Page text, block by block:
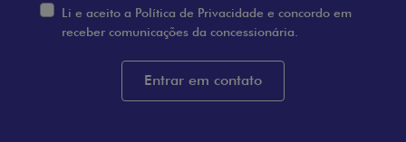
Li e aceito a Política de Privacidade e concordo em
receber comunicações da concessionária.
Entrar em contato